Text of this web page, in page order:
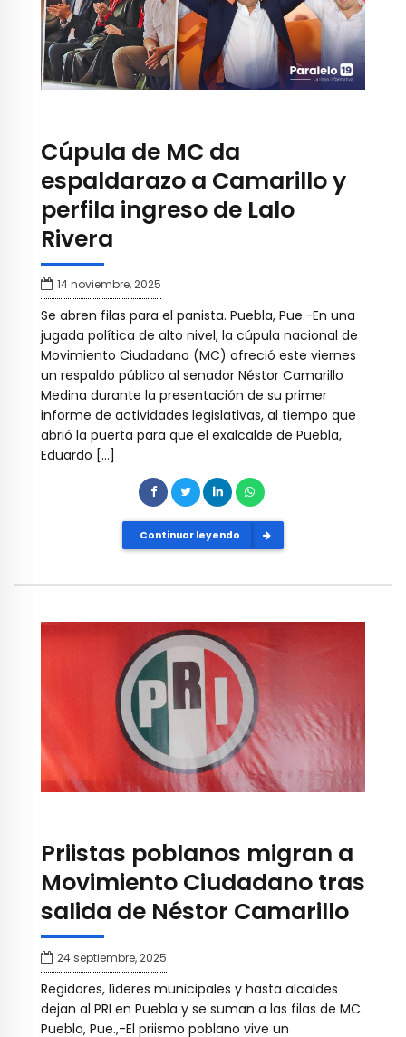
Cúpula de MC da
espaldarazo a Camarillo y
perfila ingreso de Lalo
Rivera
14 noviembre, 2025
Se abren filas para el panista. Puebla, Pue.-En una
jugada política de alto nivel, la cúpula nacional de
Movimiento Ciudadano (MC) ofreció este viernes
un respaldo público al senador Néstor Camarillo
Medina durante la presentación de su primer
informe de actividades legislativas, al tiempo que
abrió la puerta para que el exalcalde de Puebla,
Eduardo […]
Continuar leyendo
Priistas poblanos migran a
Movimiento Ciudadano tras
salida de Néstor Camarillo
24 septiembre, 2025
Regidores, líderes municipales y hasta alcaldes
dejan al PRI en Puebla y se suman a las filas de MC.
Puebla, Pue.,-El priismo poblano vive un